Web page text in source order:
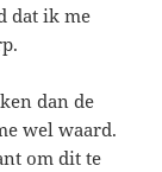
dat ik me
dan de
wel waard.
om dit te